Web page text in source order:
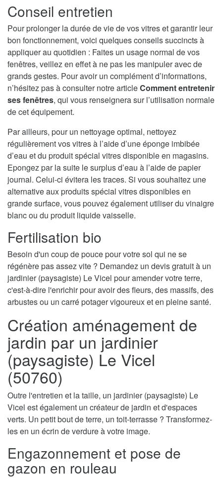
Conseil entretien
Pour prolonger la durée de vie de vos vitres et garantir leur
bon fonctionnement, voici quelques conseils succincts à
appliquer au quotidien : Faites un usage normal de vos
fenêtres, veillez en effet à ne pas les manipuler avec de
grands gestes. Pour avoir un complément d’informations,
n’hésitez pas à consulter notre articleComment entretenir
ses fenêtres, qui vous renseignera sur l’utilisation normale
de cet équipement.
Par ailleurs, pour un nettoyage optimal, nettoyez
régulièrement vos vitres à l’aide d’une éponge imbibée
d’eau et du produit spécial vitres disponible en magasins.
Epongez par la suite le surplus d’eau à l’aide de papier
journal. Celui-ci évitera les traces. Si vous souhaitez une
alternative aux produits spécial vitres disponibles en
grande surface, vous pouvez également utiliser du vinaigre
blanc ou du produit liquide vaisselle.
Fertilisation bio
Besoin d'un coup de pouce pour votre sol qui ne se
régénère pas assez vite ? Demandez un devis gratuit à un
jardinier (paysagiste) Le Vicel pour amender votre terre,
c'est-à-dire l'enrichir pour avoir des fleurs, des massifs, des
arbustes ou un carré potager vigoureux et en pleine santé.
Création aménagement de
jardin par un jardinier
(paysagiste) Le Vicel
(50760)
Outre l'entretien et la taille, un jardinier (paysagiste) Le
Vicel est également un créateur de jardin et d'espaces
verts. Un petit bout de terre, un toit-terrasse ? Transformez-
les en un écrin de verdure à votre image.
Engazonnement et pose de
gazon en rouleau